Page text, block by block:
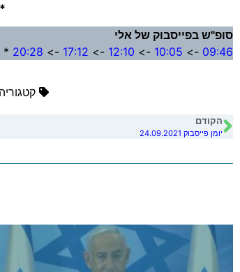
סופ"ש בפייסבוק של אלי
09:46
->
10:05
->
12:10
->
17:12
->
20:28
*
הקודם
יומן פייסבוק 24.09.2021